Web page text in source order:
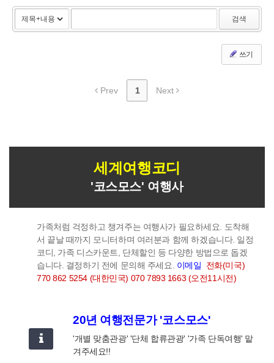
검색
쓰기
Prev 1 Next
세계여행코디
'코스모스' 여행사
가족처럼 걱정하고 챙겨주는 여행사가 필요하세요. 도착해
서 끝날 때까지 모니터하며 여러분과 함께 하겠습니다. 일정
코디, 가족 디스카운트, 단체할인 등 다양한 방법으로 돕겠
습니다. 결정하기 전에 문의해 주세요. 이메일
전화(미국)
770 862 5254 (대한민국) 070 7893 1663 (오전11시전)
20년 여행전문가 '코스모스'
'개별 맞춤관광' '단체 합류관광' '가족 단독여행' 맡
겨주세요!!